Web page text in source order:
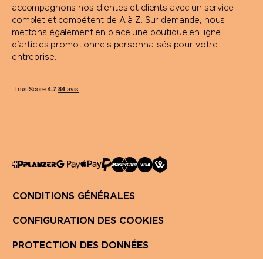
accompagnons nos clientes et clients avec un service
complet et compétent de A à Z. Sur demande, nous
mettons également en place une boutique en ligne
d’articles promotionnels personnalisés pour votre
entreprise.
CONDITIONS GÉNÉRALES
CONFIGURATION DES COOKIES
PROTECTION DES DONNÉES